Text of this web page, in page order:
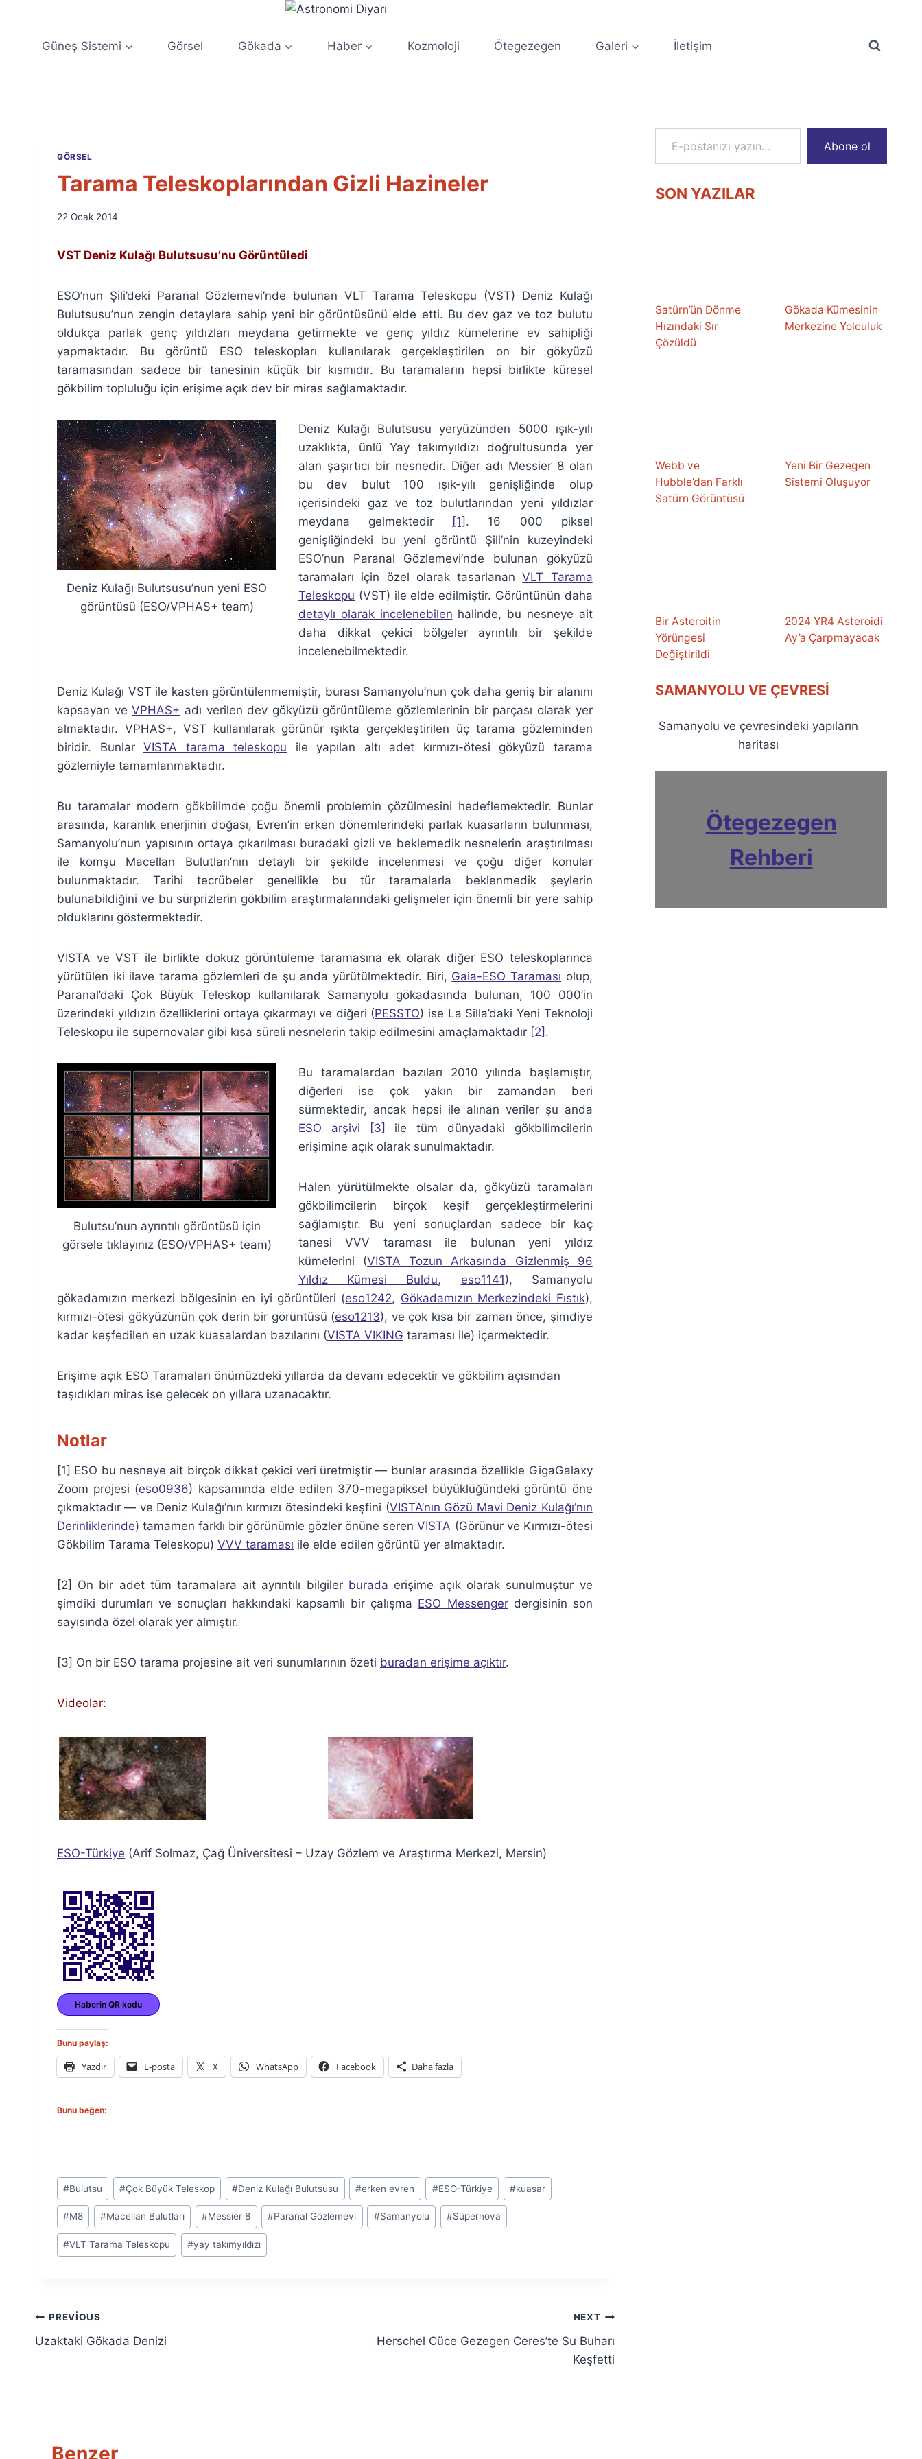
Güneş Sistemi Görsel Gökada Haber Kozmoloji Ötegezegen Galeri İletişim
GÖRSEL
Tarama Teleskoplarından Gizli Hazineler
By
Özyar
22 Ocak 2014
VST Deniz Kulağı Bulutsusu’nu Görüntüledi
ESO’nun Şili’deki Paranal Gözlemevi’nde bulunan VLT Tarama Teleskopu (VST) Deniz Kulağı
Bulutsusu’nun zengin detaylara sahip yeni bir görüntüsünü elde etti. Bu dev gaz ve toz bulutu
oldukça parlak genç yıldızları meydana getirmekte ve genç yıldız kümelerine ev sahipliği
yapmaktadır. Bu görüntü ESO teleskopları kullanılarak gerçekleştirilen on bir gökyüzü
taramasından sadece bir tanesinin küçük bir kısmıdır. Bu taramaların hepsi birlikte küresel
gökbilim topluluğu için erişime açık dev bir miras sağlamaktadır.
Deniz Kulağı Bulutsusu’nun yeni ESO
görüntüsü (ESO/VPHAS+ team)
Deniz Kulağı Bulutsusu yeryüzünden 5000 ışık-yılı
uzaklıkta, ünlü Yay takımyıldızı doğrultusunda yer
alan şaşırtıcı bir nesnedir. Diğer adı Messier 8 olan
bu dev bulut 100 ışık-yılı genişliğinde olup
içerisindeki gaz ve toz bulutlarından yeni yıldızlar
meydana gelmektedir
[1] . 16 000 piksel
genişliğindeki bu yeni görüntü Şili’nin kuzeyindeki
ESO’nun Paranal Gözlemevi’nde bulunan gökyüzü
taramaları için özel olarak tasarlananVLT Tarama
Teleskopu (VST) ile elde edilmiştir. Görüntünün daha
detaylı olarak incelenebilen halinde, bu nesneye ait
daha dikkat çekici bölgeler ayrıntılı bir şekilde
incelenebilmektedir.
Deniz Kulağı VST ile kasten görüntülenmemiştir, burası Samanyolu’nun çok daha geniş bir alanını
kapsayan veVPHAS+ adı verilen dev gökyüzü görüntüleme gözlemlerinin bir parçası olarak yer
almaktadır. VPHAS+, VST kullanılarak görünür ışıkta gerçekleştirilen üç tarama gözleminden
biridir. BunlarVISTA tarama teleskopu ile yapılan altı adet kırmızı-ötesi gökyüzü tarama
gözlemiyle tamamlanmaktadır.
Bu taramalar modern gökbilimde çoğu önemli problemin çözülmesini hedeflemektedir. Bunlar
arasında, karanlık enerjinin doğası, Evren’in erken dönemlerindeki parlak kuasarların bulunması,
Samanyolu’nun yapısının ortaya çıkarılması buradaki gizli ve beklemedik nesnelerin araştırılması
ile komşu Macellan Bulutları’nın detaylı bir şekilde incelenmesi ve çoğu diğer konular
bulunmaktadır. Tarihi tecrübeler genellikle bu tür taramalarla beklenmedik şeylerin
bulunabildiğini ve bu sürprizlerin gökbilim araştırmalarındaki gelişmeler için önemli bir yere sahip
olduklarını göstermektedir.
VISTA ve VST ile birlikte dokuz görüntüleme taramasına ek olarak diğer ESO teleskoplarınca
yürütülen iki ilave tarama gözlemleri de şu anda yürütülmektedir. Biri, Gaia-ESO Taraması olup,
Paranal’daki Çok Büyük Teleskop kullanılarak Samanyolu gökadasında bulunan, 100 000’in
üzerindeki yıldızın özelliklerini ortaya çıkarmayı ve diğeri (PESSTO) ise La Silla’daki Yeni Teknoloji
Teleskopu ile süpernovalar gibi kısa süreli nesnelerin takip edilmesini amaçlamaktadır [2] .
Bulutsu’nun ayrıntılı görüntüsü için
görsele tıklayınız (ESO/VPHAS+ team)
Bu taramalardan bazıları 2010 yılında başlamıştır,
diğerleri ise çok yakın bir zamandan beri
sürmektedir, ancak hepsi ile alınan veriler şu anda
ESO arşivi
[3]
ile tüm dünyadaki gökbilimcilerin
erişimine açık olarak sunulmaktadır.
Halen yürütülmekte olsalar da, gökyüzü taramaları
gökbilimcilerin birçok keşif gerçekleştirmelerini
sağlamıştır. Bu yeni sonuçlardan sadece bir kaç
tanesi VVV taraması ile bulunan yeni yıldız
kümelerini (VISTA Tozun Arkasında Gizlenmiş 96
Yıldız Kümesi Buldu, eso1141), Samanyolu
gökadamızın merkezi bölgesinin en iyi görüntüleri (eso1242, Gökadamızın Merkezindeki Fıstık),
kırmızı-ötesi gökyüzünün çok derin bir görüntüsü (eso1213), ve çok kısa bir zaman önce, şimdiye
kadar keşfedilen en uzak kuasalardan bazılarını (VISTA VIKING taraması ile) içermektedir.
Erişime açık ESO Taramaları önümüzdeki yıllarda da devam edecektir ve gökbilim açısından
taşıdıkları miras ise gelecek on yıllara uzanacaktır.
Notlar
[1] ESO bu nesneye ait birçok dikkat çekici veri üretmiştir — bunlar arasında özellikle GigaGalaxy
Zoom projesi (eso0936) kapsamında elde edilen 370-megapiksel büyüklüğündeki görüntü öne
çıkmaktadır — ve Deniz Kulağı’nın kırmızı ötesindeki keşfini (VISTA’nın Gözü Mavi Deniz Kulağı’nın
Derinliklerinde) tamamen farklı bir görünümle gözler önüne serenVISTA (Görünür ve Kırmızı-ötesi
Gökbilim Tarama Teleskopu) VVV taraması ile elde edilen görüntü yer almaktadır.
[2] On bir adet tüm taramalara ait ayrıntılı bilgiler burada erişime açık olarak sunulmuştur ve
şimdiki durumları ve sonuçları hakkındaki kapsamlı bir çalışma ESO Messengerdergisinin son
sayısında özel olarak yer almıştır.
[3] On bir ESO tarama projesine ait veri sunumlarının özeti buradan erişime açıktır.
Videolar:
ESO-Türkiye (Arif Solmaz, Çağ Üniversitesi – Uzay Gözlem ve Araştırma Merkezi, Mersin)
Haberin QR kodu
Bunu paylaş:
Yazdır E-posta X WhatsApp Facebook Daha fazla
Bunu beğen:
Post
Tags:
#Bulutsu #Çok Büyük Teleskop #Deniz Kulağı Bulutsusu #erken evren #ESO-Türkiye #kuasar
#M8 #Macellan Bulutları #Messier 8 #Paranal Gözlemevi #Samanyolu #Süpernova
#VLT Tarama Teleskopu #yay takımyıldızı
Yazı
gezinmesi
PREVIOUS
Uzaktaki Gökada Denizi
NEXT
Herschel Cüce Gezegen Ceres’te Su Buharı
Keşfetti
Benzer
E-postanızı yazın…
Abone ol
SON YAZILAR
Satürn’ün Dönme
Hızındaki Sır
Çözüldü
Gökada Kümesinin
Merkezine Yolculuk
Webb ve
Hubble’dan Farklı
Satürn Görüntüsü
Yeni Bir Gezegen
Sistemi Oluşuyor
Bir Asteroitin
Yörüngesi
Değiştirildi
2024 YR4 Asteroidi
Ay’a Çarpmayacak
SAMANYOLU VE ÇEVRESI
Samanyolu ve çevresindeki yapıların
haritası
Ötegezegen
Rehberi